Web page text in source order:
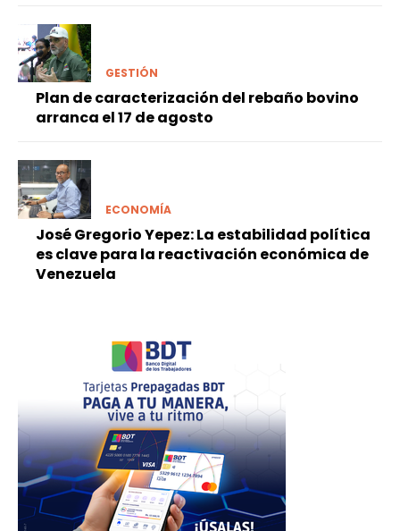
GESTIÓN
Plan de caracterización del rebaño bovino
arranca el 17 de agosto
ECONOMÍA
José Gregorio Yepez: La estabilidad política
es clave para la reactivación económica de
Venezuela